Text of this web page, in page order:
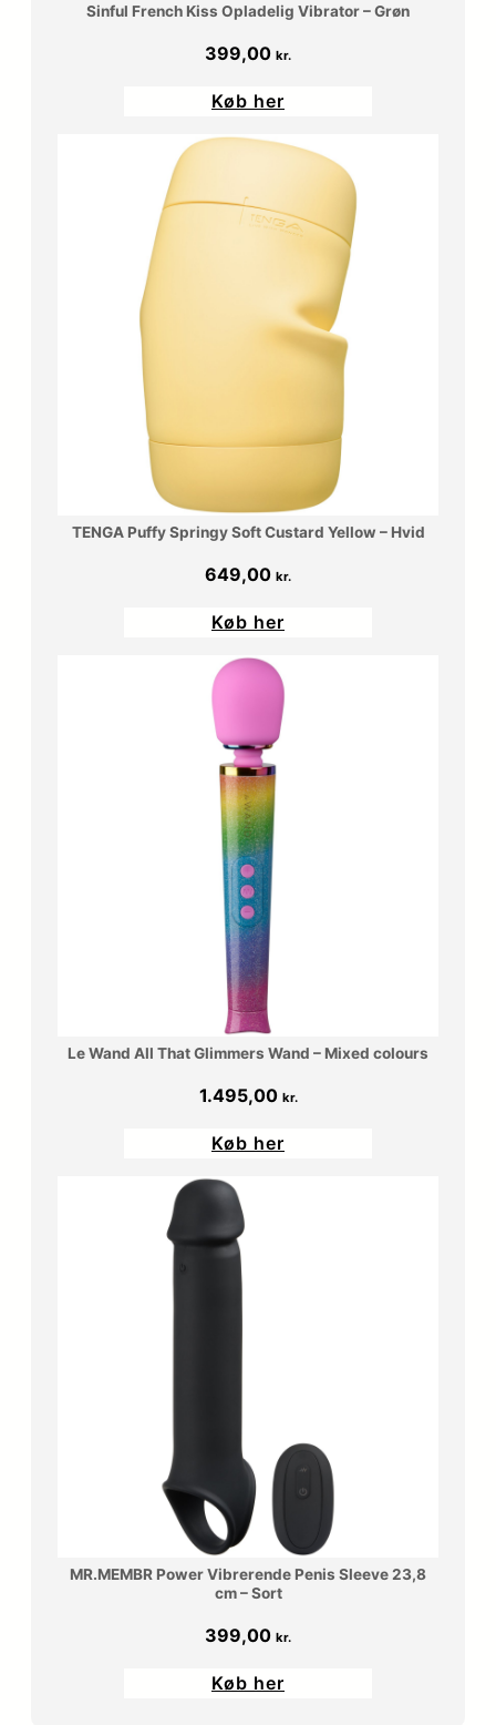
.
Sinful French Kiss Opladelig Vibrator – Grøn
399,00 kr.
Køb her
TENGA Puffy Springy Soft Custard Yellow – Hvid
649,00 kr.
Køb her
Le Wand All That Glimmers Wand – Mixed colours
1.495,00 kr.
Køb her
MR.MEMBR Power Vibrerende Penis Sleeve 23,8
cm – Sort
399,00 kr.
Køb her